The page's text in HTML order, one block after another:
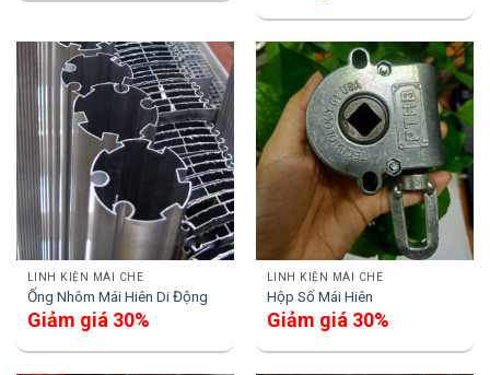
LINH KIỆN MÁI CHE
Ống Nhôm Mái Hiên Di Động
Giảm giá 30%
LINH KIỆN MÁI CHE
Hộp Số Mái Hiên
Giảm giá 30%